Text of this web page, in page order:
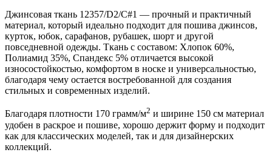
Джинсовая ткань 12357/D2/C#1 — прочный и практичный
материал, который идеально подходит для пошива джинсов,
курток, юбок, сарафанов, рубашек, шорт и другой
повседневной одежды. Ткань с составом: Хлопок 60%,
Полиамид 35%, Спандекс 5% отличается высокой
износостойкостью, комфортом в носке и универсальностью,
благодаря чему остается востребованной для создания
стильных и современных изделий.
Благодаря плотности 170 грамм/м2 и ширине 150 см материал
удобен в раскрое и пошиве, хорошо держит форму и подходит
как для классических моделей, так и для дизайнерских
коллекций.